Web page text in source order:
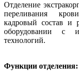
Отделение
переливания
кадровый состав и
оборудовании с
технологий.
Функции отделения: